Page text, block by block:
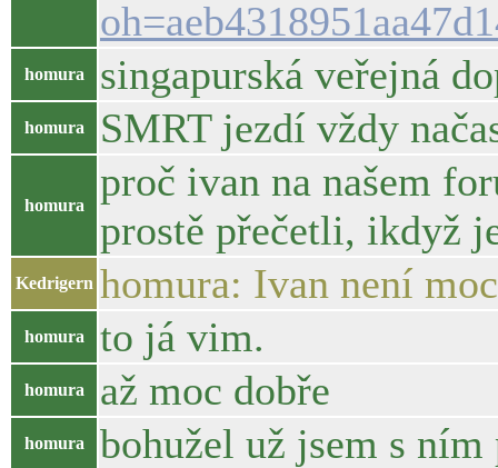
homura singapurská veřejná
homura SMRT jezdí vždy
homura
proč ivan na našem
prostě přečetli, ikdyž
Kedrigern homura: Ivan není
homura to já vim.
homura až moc dobře
homura bohužel už jsem s